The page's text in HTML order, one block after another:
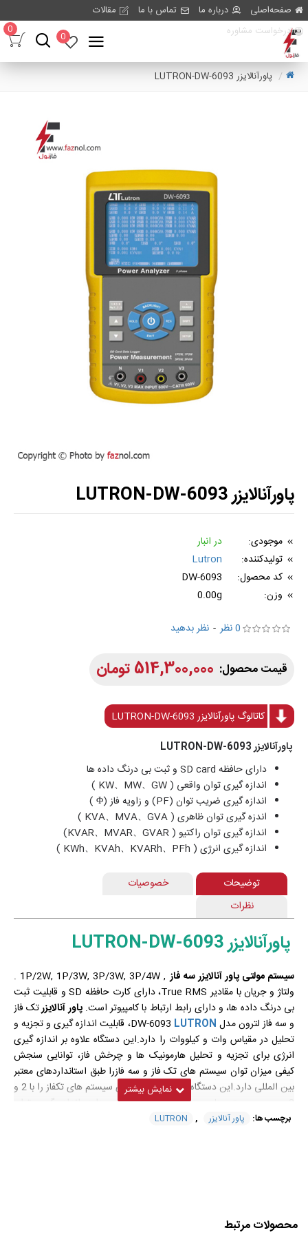
صفحه‌اصلی درباره ما تماس با ما
مقالات
درخواست مشاوره
0
0
پاورآنالایزر LUTRON-DW-6093
پاورآنالایزر LUTRON-DW-6093
موجودی:
در انبار
تولیدکننده:
Lutron
کد محصول:
DW-6093
وزن:
0.00g
0 نظر
- نظر بدهید
514,300,000 تومان
پاورآنالایزر LUTRON-DW-6093
دارای حافظه SD card و ثبت بی درنگ داده ها
اندازه گیری توان واقعی ( KW、MW、GW )
اندازه گیری ضریب توان (PF) و زاویه فاز (Φ )
اندزه گیری توان ظاهری ( KVA、MVA、GVA )
اندازه گیری توان راکتیو ( KVAR、MVAR、GVAR)
اندازه گیری انرژی ( KWh、KVAh、KVARh、PFh )
کاتالوگ پاورآنالایزر LUTRON-DW-6093
توضیحات
خصوصیات
نظرات
پاورآنالایزر LUTRON-DW-6093
سیستم مولتی پاور آنالایزر سه فاز
, 1P/2W, 1P/3W, 3P/3W, 3P/4W .
ولتاژ و جریان با مقادیر True RMS، دارای کارت حافظه SD و قابلیت ثبت
بی درنگ داده ها، و دارای رابط ارتباط با کامپیوتر است.پاور آنالایزرتک فاز
و سه فاز لترون مدل LUTRON
DW-6093، قابلیت اندازه گیری و تجزیه و
تحلیل در مقیاس وات و کیلووات را دارد.این دستگاه علاوه بر اندازه گیری
انرژی برای تجزیه و تحلیل هارمونیک ها و چرخش فاز، توانایی سنجش
کیفی میزان توان سیستم های تک فاز و سه فازرا طبق استانداردهای معتبر
بین المللی دارد.این دستگاه توانایی اندازه گیری سیستم های تکفاز را با 2 و
3 سیم و سیستم های سه فاز را با 3 و 4 سیم دارد. اندازه گیری توان
واقعی، ظاهری و راکتیو رانیز تا بالا ترین سطوح دارد.اندازه گیری وات
پاور انالایزر
برچسب ها: پاور آنالایزر ,
LUTRON
محصولات مرتبط